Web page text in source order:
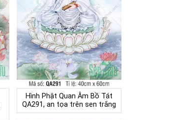
Hình Phật Quan Âm Bồ Tát
QA291, an tọa trên sen trắng